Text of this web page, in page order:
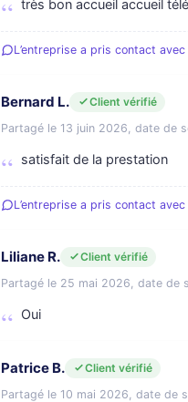
très bon accueil accueil
L’entreprise a pris contact
Bernard L.
Client vérifié
Partagé le 13 juin 2026, date de
satisfait de la prestation
L’entreprise a pris contact
Liliane R.
Client vérifié
Partagé le 25 mai 2026, date de
Oui
Patrice B.
Client vérifié
Partagé le 10 mai 2026, date de